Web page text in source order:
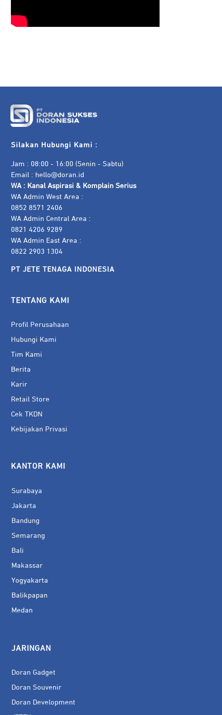
Silakan Hubungi Kami :
Jam : 08:00 - 16:00 (Senin - Sabtu)
Email : hello@doran.id
WA : Kanal Aspirasi & Komplain Serius
WA Admin West Area :
0852 8571 2406
WA Admin Central Area :
0821 4206 9289
WA Admin East Area :
0822 2903 1304
PT JETE TENAGA INDONESIA
TENTANG KAMI
Profil Perusahaan
Hubungi Kami
Tim Kami
Berita
Karir
Retail Store
Cek TKDN
Kebijakan Privasi
KANTOR KAMI
Surabaya
Jakarta
Bandung
Semarang
Bali
Makassar
Yogyakarta
Balikpapan
Medan
JARINGAN
Doran Gadget
Doran Souvenir
Doran Development